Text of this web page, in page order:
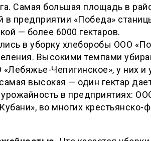
Самая большая площадь в
в предприятии «Победа»
— более 6000 гектаров.
в уборку хлеборобы ООО
Высокими темпами
Чепигинское», у них и
высокая — один гектар
урожайность в предприятиях:
во многих крестьянско-